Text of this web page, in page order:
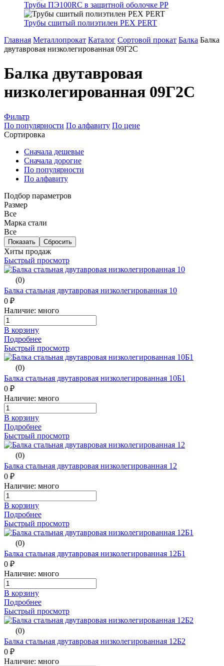
Трубы ПЭ100RC в защитной оболочке PP
Трубы сшитый полиэтилен PEX PERT
Главная Металлопрокат Каталог Сортовой прокат Балка Балка
двутавровая низколегированная 09Г2С
Балка двутавровая
низколегированная 09Г2С
Фильтр
По популярности По алфавиту По цене
Сортировка
Сначала дешевые
Сначала дорогие
По популярности
По алфавиту
Подбор параметров
Размер
Все
Марка стали
Все
Хиты продаж
Быстрый просмотр
(0)
Балка стальная двутавровая низколегированная 10
0 ₽
Наличие: много
В корзину
Подробнее
Быстрый просмотр
(0)
Балка стальная двутавровая низколегированная 10Б1
0 ₽
Наличие: много
В корзину
Подробнее
Быстрый просмотр
(0)
Балка стальная двутавровая низколегированная 12
0 ₽
Наличие: много
В корзину
Подробнее
Быстрый просмотр
(0)
Балка стальная двутавровая низколегированная 12Б1
0 ₽
Наличие: много
В корзину
Подробнее
Быстрый просмотр
(0)
Балка стальная двутавровая низколегированная 12Б2
0 ₽
Наличие: много